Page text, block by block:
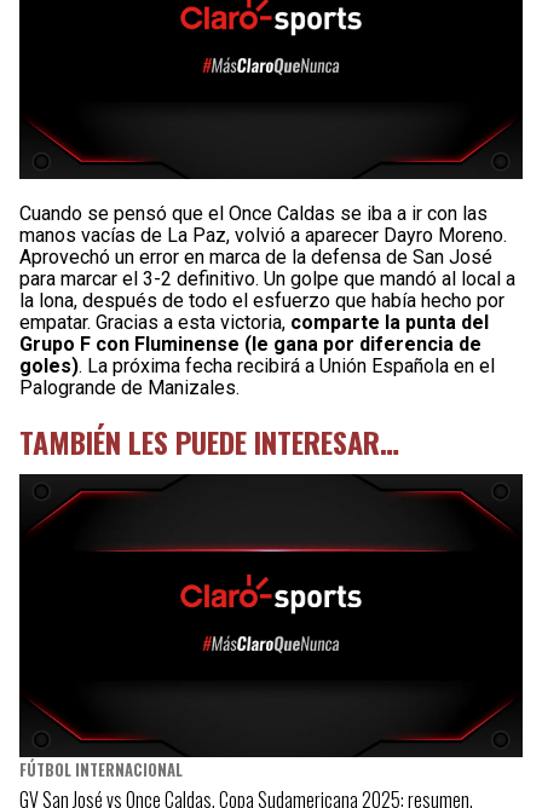
Cuando se pensó que el Once Caldas se iba a ir con las
manos vacías de La Paz, volvió a aparecer Dayro Moreno.
Aprovechó un error en marca de la defensa de San José
para marcar el 3-2 definitivo. Un golpe que mandó al local a
la lona, después de todo el esfuerzo que había hecho por
empatar. Gracias a esta victoria, comparte la punta del
Grupo F con Fluminense (le gana por diferencia de
goles). La próxima fecha recibirá a Unión Española en el
Palogrande de Manizales.
TAMBIÉN LES PUEDE INTERESAR…
FÚTBOL INTERNACIONAL
GV San José vs Once Caldas, Copa Sudamericana 2025: resumen,